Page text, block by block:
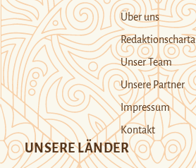
Über uns
Redaktionscharta
Unser Team
Unsere Partner
Impressum
Kontakt
UNSERE LÄNDER